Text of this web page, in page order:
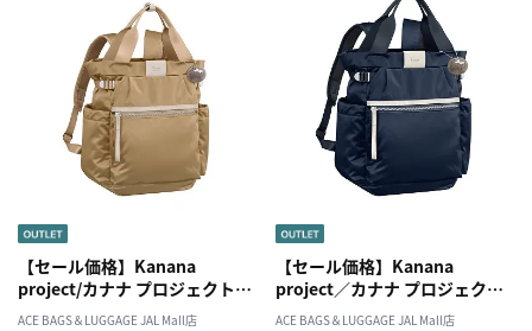
【セール価格】Kanana
project/カナナ プロジェクト
PJ-16 リュックサック A4 13L
ACE BAGS＆LUGGAGE JAL Mall店
【セール価格】Kanana
project／カナナ プロジェクト
PJ-16 リュックサック A4 13L
ACE BAGS＆LUGGAGE JAL Mall店